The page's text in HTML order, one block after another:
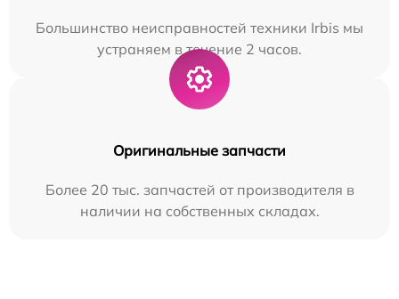
Большинство неисправностей техники Irbis мы
устраняем в течение 2 часов.
Оригинальные запчасти
Более 20 тыс. запчастей от производителя в
наличии на собственных складах.